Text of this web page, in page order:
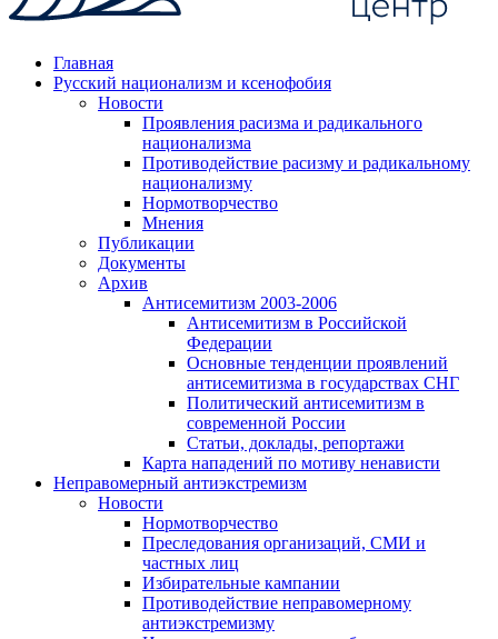
Главная
Русский национализм и ксенофобия
Новости
Проявления расизма и радикального
национализма
Противодействие расизму и радикальному
национализму
Нормотворчество
Мнения
Публикации
Документы
Архив
Антисемитизм 2003-2006
Антисемитизм в Российской
Федерации
Основные тенденции проявлений
антисемитизма в государствах СНГ
Политический антисемитизм в
современной России
Статьи, доклады, репортажи
Карта нападений по мотиву ненависти
Неправомерный антиэкстремизм
Новости
Нормотворчество
Преследования организаций, СМИ и
частных лиц
Избирательные кампании
Противодействие неправомерному
антиэкстремизму